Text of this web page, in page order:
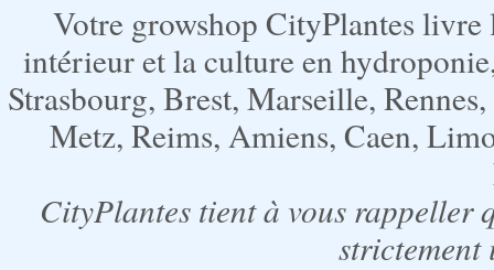
Votre growshop CityPlantes
intérieur et la culture en
Strasbourg, Brest, Marseille,
Metz, Reims, Amiens, Caen,
CityPlantes tient à vous rappeller
strictement